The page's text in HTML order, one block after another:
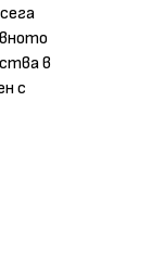
в
с